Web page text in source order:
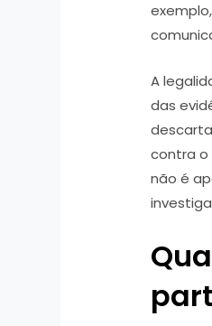
A
das
contra o
não é